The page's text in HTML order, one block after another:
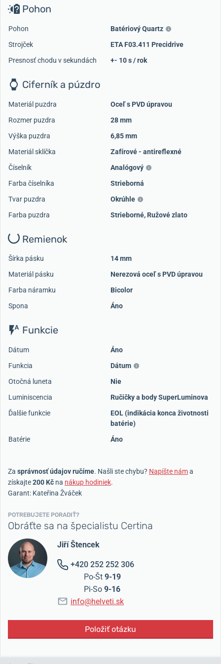
Pohon
Pohon
Batériový Quartz
Strojček
ETA F03.411 Precidrive
Presnosť chodu v sekundách
+- 10 s / rok
Ciferník a púzdro
Materiál puzdra
Oceľ s PVD úpravou
Rozmer puzdra
28 mm
Výška puzdra
6,85 mm
Materiál sklíčka
Zafírové - antireflexné
Číselník
Analógový
Farba číselníka
Strieborná
Tvar puzdra
Okrúhle
Farba puzdra
Strieborné, Ružové zlato
Remienok
Šírka pásku
14 mm
Materiál pásku
Nerezová oceľ s PVD úpravou
Farba náramku
Bicolor
Spona
Áno
Funkcie
Dátum
Áno
Funkcia
Dátum
Otočná luneta
Nie
Luminiscencia
Ručičky a body SuperLuminova
Ďalšie funkcie
EOL (indikácia konca životnosti
batérie)
Batérie
Áno
Za správnosť údajov ručíme. Našli ste chybu? Napíšte náma
získajte200 Kč na nákup hodiniek.
Garant: Kateřina Žváček
POTREBUJETE PORADIŤ?
Obráťte sa na špecialistu Certina
Jiří Štencek
+420 252 252 306
Po-Št 9-19
Pi-So 9-16
info@helveti.sk
Položiť otázku